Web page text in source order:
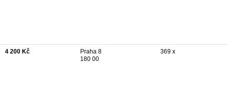
4 200 Kč
Praha 8
180 00
369 x